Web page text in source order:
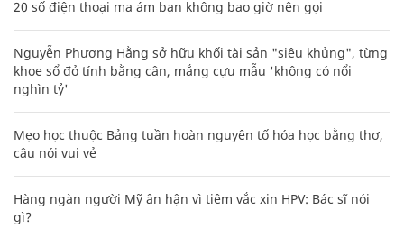
20 số điện thoại ma ám bạn không bao giờ nên gọi
Nguyễn Phương Hằng sở hữu khối tài sản "siêu khủng", từng
khoe sổ đỏ tính bằng cân, mắng cựu mẫu 'không có nổi
nghìn tỷ'
Mẹo học thuộc Bảng tuần hoàn nguyên tố hóa học bằng thơ,
câu nói vui vẻ
Hàng ngàn người Mỹ ân hận vì tiêm vắc xin HPV: Bác sĩ nói
gì?